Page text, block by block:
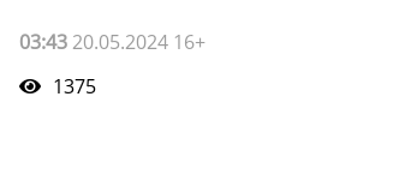
03:43 20.05.2024 16+
1375